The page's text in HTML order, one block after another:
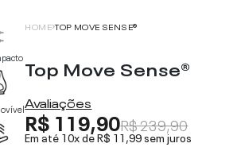
HOME TOP MOVE SENSE®
Top Move Sense®
Avaliações
R$ 119,90R$ 239,90
Em até 10x deR$ 11,99sem juros